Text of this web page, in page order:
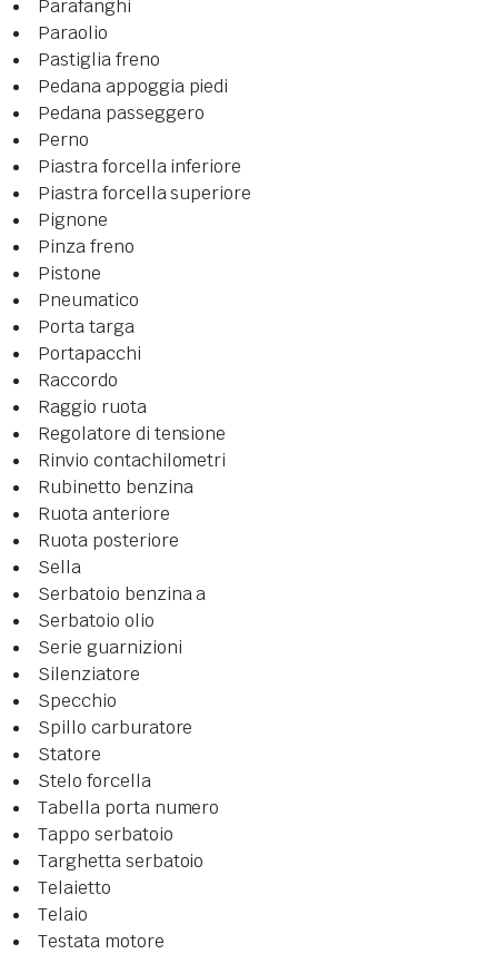
Parafanghi
Paraolio
Pastiglia freno
Pedana appoggia piedi
Pedana passeggero
Perno
Piastra forcella inferiore
Piastra forcella superiore
Pignone
Pinza freno
Pistone
Pneumatico
Porta targa
Portapacchi
Raccordo
Raggio ruota
Regolatore di tensione
Rinvio contachilometri
Rubinetto benzina
Ruota anteriore
Ruota posteriore
Sella
Serbatoio benzina a
Serbatoio olio
Serie guarnizioni
Silenziatore
Specchio
Spillo carburatore
Statore
Stelo forcella
Tabella porta numero
Tappo serbatoio
Targhetta serbatoio
Telaietto
Telaio
Testata motore